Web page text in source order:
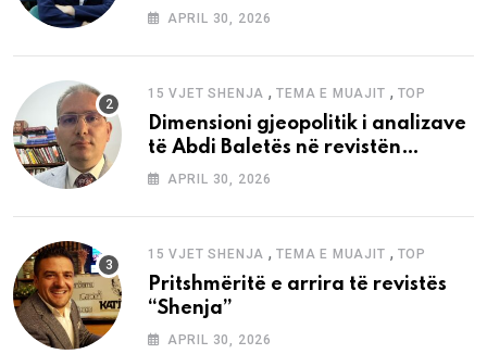
APRIL 30, 2026
15 VJET SHENJA ,TEMA E MUAJIT , TOP
Dimensioni gjeopolitik i analizave
të Abdi Baletës në revistën
“Shenja”
APRIL 30, 2026
15 VJET SHENJA ,TEMA E MUAJIT , TOP
Pritshmëritë e arrira të revistës
“Shenja”
APRIL 30, 2026